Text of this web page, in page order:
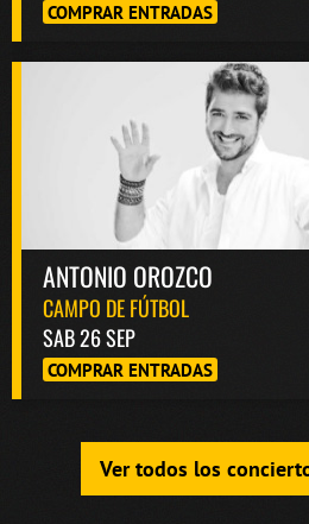
COMPRAR ENTRADAS
ANTONIO OROZCO
CAMPO DE FÚTBOL
SAB 26 SEP
COMPRAR ENTRADAS
Ver todos los